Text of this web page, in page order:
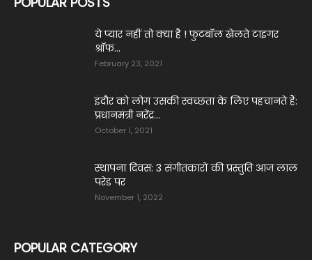
ये प्‍यार नहीं तो क्‍या है ! फुटबॉल खेलते टाइगर
श्रॉफ...
February 23, 2021
इंदौर को लोग उसकी स्वच्छता के लिए पहचानते हैं:
प्रधानमंत्री नरेंद्र...
October 1, 2021
स्थापना दिवस: 3 संगीतकारों की प्रस्तुति आज लाल
परेड पर
November 1, 2022
POPULAR CATEGORY